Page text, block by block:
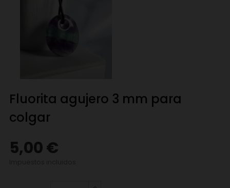
Fluorita agujero 3 mm para
colgar
5,00 €